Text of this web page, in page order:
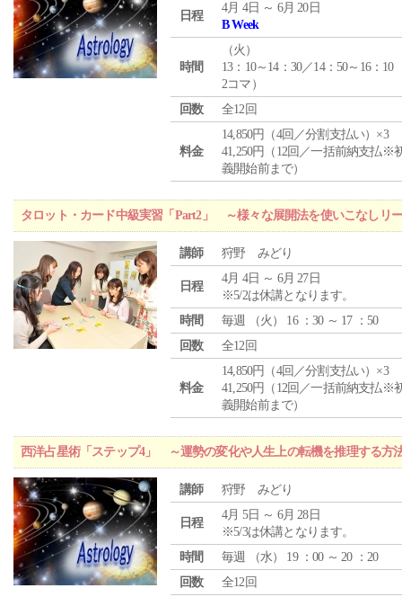
日程
4月 4日 ～ 6月 20日
B Week
時間
（火 ）
13：10～14：30／14：50～16：10
2コマ）
回数
全12回
料金
14,850円（4回／分割支払い）×3
41,250円（12回／一括前納支払※
義開始前まで）
タロット・カード中級実習「Part2」 ～様々な展開法を使いこなしリ
講師 狩野 みどり
日程
4月 4日 ～ 6月 27日
※5/2は休講となります。
時間
毎週 （火 ） 16 ：30 ～ 17 ：50
回数
全12回
料金
14,850円（4回／分割支払い）×3
41,250円（12回／一括前納支払※
義開始前まで）
西洋占星術「ステップ4」 ～運勢の変化や人生上の転機を推理する方
講師 狩野 みどり
日程
4月 5日 ～ 6月 28日
※5/3は休講となります。
時間
毎週 （水） 19 ：00 ～ 20 ：20
回数
全12回